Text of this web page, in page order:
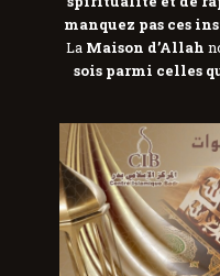
manquez pas ces
La Maison d’Allah
sois parmi celles